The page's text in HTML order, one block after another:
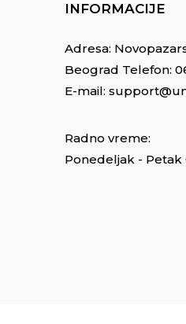
INFORMACIJE
Adresa:
Beograd Telefon:
E-mail:
Radno vreme:
Ponedeljak - Petak